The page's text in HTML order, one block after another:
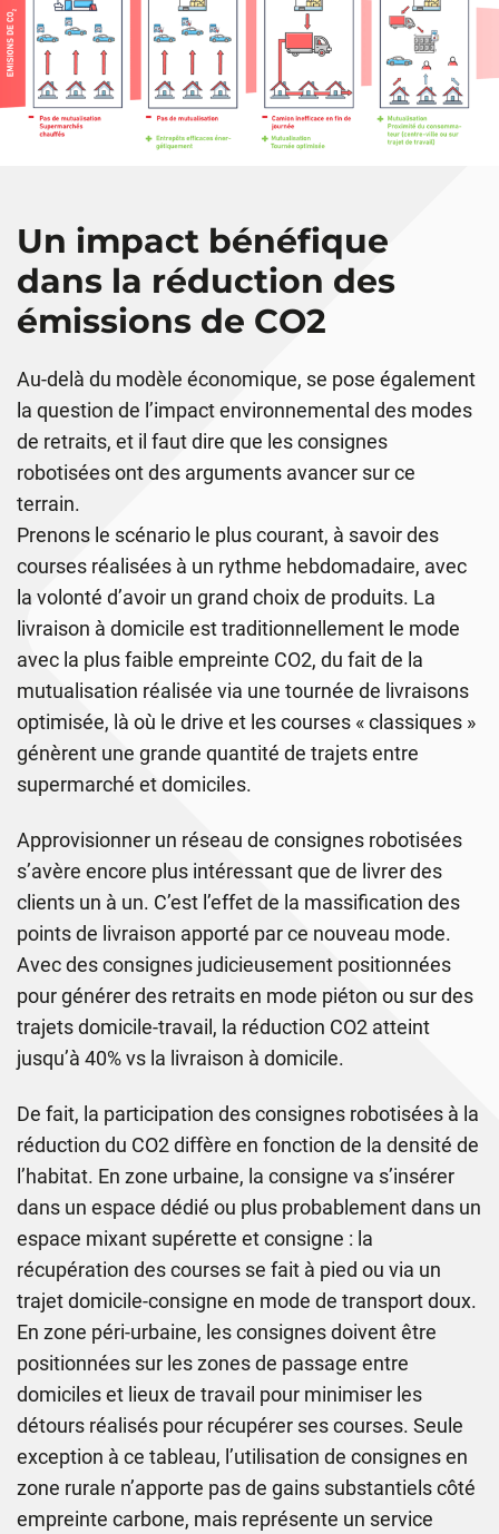
Un impact bénéfique
dans la réduction des
émissions de CO2
Au-delà du modèle économique, se pose également
la question de l’impact environnemental des modes
de retraits, et il faut dire que les consignes
robotisées ont des arguments avancer sur ce
terrain.
Prenons le scénario le plus courant, à savoir des
courses réalisées à un rythme hebdomadaire, avec
la volonté d’avoir un grand choix de produits. La
livraison à domicile est traditionnellement le mode
avec la plus faible empreinte CO2, du fait de la
mutualisation réalisée via une tournée de livraisons
optimisée, là où le drive et les courses « classiques »
génèrent une grande quantité de trajets entre
supermarché et domiciles.
Approvisionner un réseau de consignes robotisées
s’avère encore plus intéressant que de livrer des
clients un à un. C’est l’effet de la massification des
points de livraison apporté par ce nouveau mode.
Avec des consignes judicieusement positionnées
pour générer des retraits en mode piéton ou sur des
trajets domicile-travail, la réduction CO2 atteint
jusqu’à 40% vs la livraison à domicile.
De fait, la participation des consignes robotisées à la
réduction du CO2 diffère en fonction de la densité de
l’habitat. En zone urbaine, la consigne va s’insérer
dans un espace dédié ou plus probablement dans un
espace mixant supérette et consigne : la
récupération des courses se fait à pied ou via un
trajet domicile-consigne en mode de transport doux.
En zone péri-urbaine, les consignes doivent être
positionnées sur les zones de passage entre
domiciles et lieux de travail pour minimiser les
détours réalisés pour récupérer ses courses. Seule
exception à ce tableau, l’utilisation de consignes en
zone rurale n’apporte pas de gains substantiels côté
empreinte carbone, mais représente un service